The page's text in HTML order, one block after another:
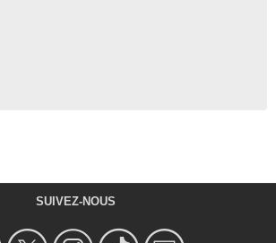
SUIVEZ-NOUS